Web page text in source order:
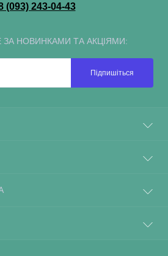
(093) 243-04-43
ЗА НОВИНКАМИ ТА АКЦІЯМИ:
Підпишіться